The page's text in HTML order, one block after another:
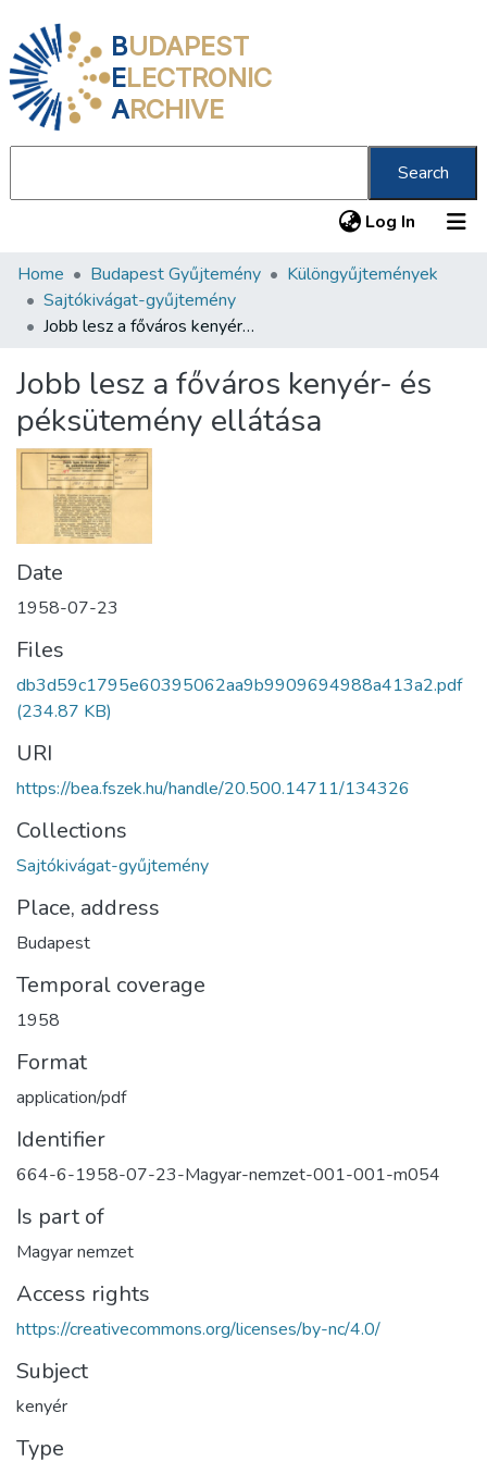
BUDAPEST
ELECTRONIC
ARCHIVE
Search
Log In (current)
Communities & Collections
All of DSpace
About us
Home Budapest Gyűjtemény
Különgyűjtemények
Sajtókivágat-gyűjtemény
Jobb lesz a főváros kenyér- és péksütemény ellátása
Jobb lesz a főváros kenyér- és
péksütemény ellátása
Date
1958-07-23
Files
db3d59c1795e60395062aa9b9909694988a413a2.pdf
(234.87 KB)
URI
https://bea.fszek.hu/handle/20.500.14711/134326
Collections
Sajtókivágat-gyűjtemény
Place, address
Budapest
Temporal coverage
1958
Format
application/pdf
Identifier
664-6-1958-07-23-Magyar-nemzet-001-001-m054
Is part of
Magyar nemzet
Access rights
https://creativecommons.org/licenses/by-nc/4.0/
Subject
kenyér
Type